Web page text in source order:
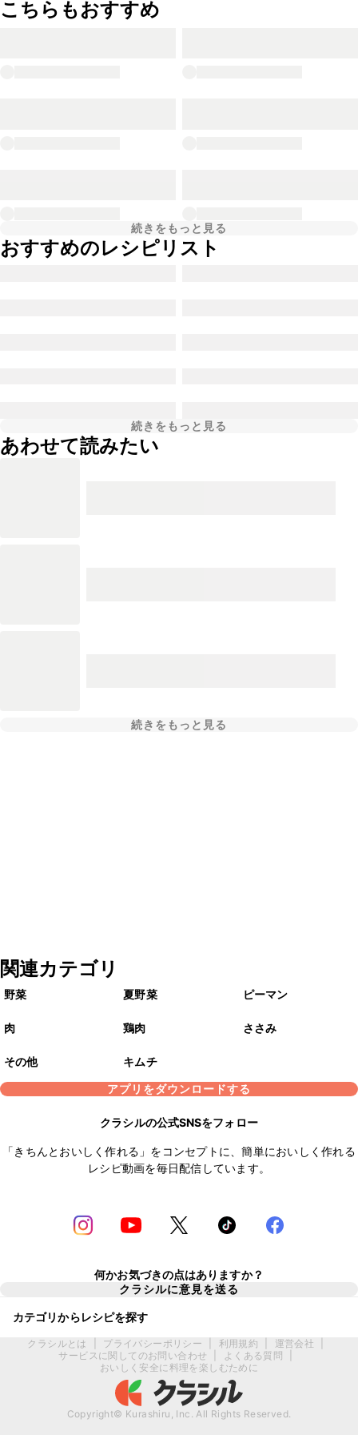
こちらもおすすめ
続きをもっと見る
おすすめのレシピリスト
続きをもっと見る
あわせて読みたい
続きをもっと見る
関連カテゴリ
野菜 夏野菜 ピーマン
肉 鶏肉 ささみ
その他
キムチ
アプリをダウンロードする
クラシルの公式SNSをフォロー
「きちんとおいしく作れる」をコンセプトに、簡単においしく作れる
レシピ動画を毎日配信しています。
何かお気づきの点はありますか？
クラシルに意見を送る
カテゴリからレシピを探す
クラシルとは プライバシーポリシー 利用規約 運営会社
サービスに関してのお問い合わせ
よくある質問
おいしく安全に料理を楽しむために
Copyright© Kurashiru, Inc. All Rights Reserved.